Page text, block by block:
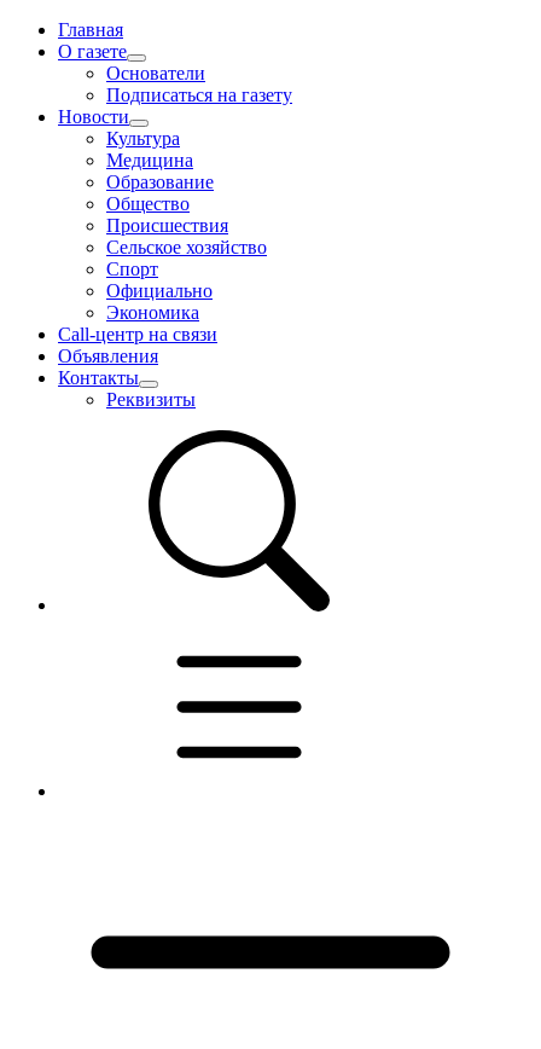
Главная
О газете
Основатели
Подписаться на газету
Новости
Культура
Медицина
Образование
Общество
Происшествия
Сельское хозяйство
Спорт
Официально
Экономика
Call-центр на связи
Объявления
Контакты
Реквизиты